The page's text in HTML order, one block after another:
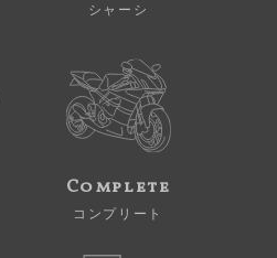
シャーシ
Complete
コンプリート